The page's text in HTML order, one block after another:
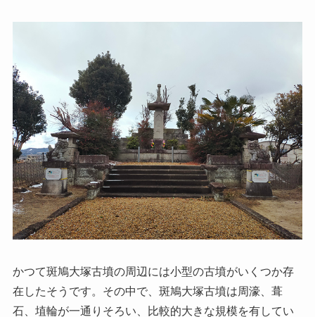
かつて斑鳩大塚古墳の周辺には小型の古墳がいくつか存
在したそうです。その中で、斑鳩大塚古墳は周濠、葺
石、埴輪が一通りそろい、比較的大きな規模を有してい